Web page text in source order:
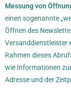
Messung von
einen sogenannte
Öffnen des
Versanddienstleister
Rahmen dieses
wie Informationen
Adresse und der